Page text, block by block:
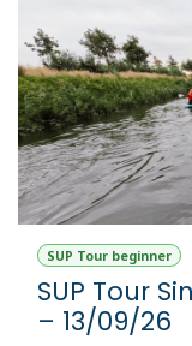
SUP Tour beginner
SUP Tour
– 13/09/26